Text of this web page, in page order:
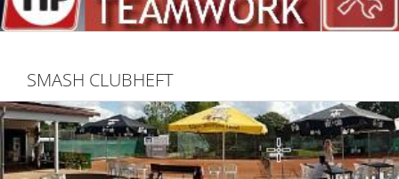
SMASH CLUBHEFT